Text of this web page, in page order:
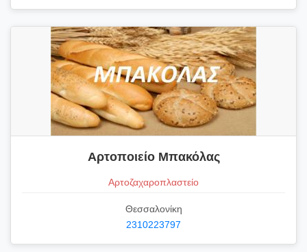
Αρτοποιείο Μπακόλας
Αρτοζαχαροπλαστείο
Θεσσαλονίκη
2310223797